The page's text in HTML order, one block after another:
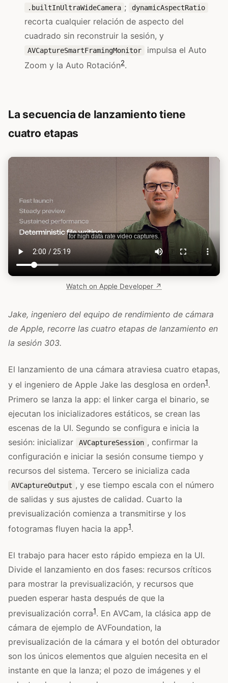
.builtInUltraWideCamera ; dynamicAspectRatio
recorta cualquier relación de aspecto del
cuadrado sin reconstruir la sesión, y
AVCaptureSmartFramingMonitor
impulsa el Auto
Zoom y la Auto Rotación2.
La secuencia de lanzamiento tiene
cuatro etapas
Watch on Apple Developer ↗
Jake, ingeniero del equipo de rendimiento de cámara
de Apple, recorre las cuatro etapas de lanzamiento en
la sesión 303.
El lanzamiento de una cámara atraviesa cuatro etapas,
y el ingeniero de Apple Jake las desglosa en orden1.
Primero se lanza la app: el linker carga el binario, se
ejecutan los inicializadores estáticos, se crean las
escenas de la UI. Segundo se configura e inicia la
sesión: inicializar
AVCaptureSession , confirmar la
configuración e iniciar la sesión consume tiempo y
recursos del sistema. Tercero se inicializa cada
AVCaptureOutput , y ese tiempo escala con el número
de salidas y sus ajustes de calidad. Cuarto la
previsualización comienza a transmitirse y los
fotogramas fluyen hacia la app1.
El trabajo para hacer esto rápido empieza en la UI.
Divide el lanzamiento en dos fases: recursos críticos
para mostrar la previsualización, y recursos que
pueden esperar hasta después de que la
previsualización corra1. En AVCam, la clásica app de
cámara de ejemplo de AVFoundation, la
previsualización de la cámara y el botón del obturador
son los únicos elementos que alguien necesita en el
instante en que la lanza; el pozo de imágenes y el